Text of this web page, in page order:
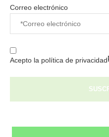
Correo electrónico
Acepto la política de privacidad